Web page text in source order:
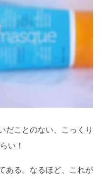
ことのない、こっくり
い！
ある。なるほど、これが